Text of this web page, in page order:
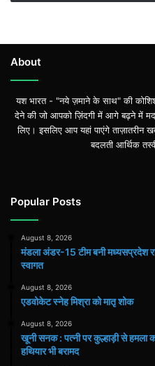
About
यश भारत - "नये ज़माने के साथ" की
देने की जो आपको ज़िंदगी में आगे बढ़ने में
लिए। इसलिए आप यहां पाएंगे ताज़ातरीन
बदलती आर्थिक
Popular Posts
August 8, 2026
मंडला अंडर-15 टीम बनी मध्यसप्रदेश
स्वागत
August 8, 2026
एडवोकेट स्नेह मिश्रा को मातृ शोक
August 8, 2026
खूनी सनक : पत्नी पर कुल्हाड़ी से हमला
हथियार भी बरामद